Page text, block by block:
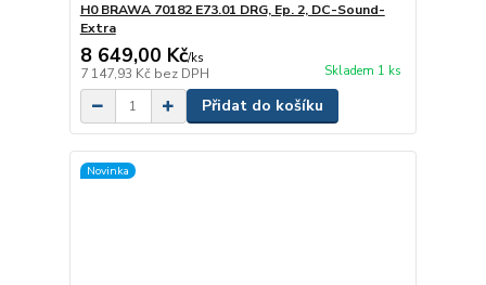
H0 BRAWA 70182 E73.01 DRG, Ep. 2, DC-Sound-
Extra
8 649,00 Kč/ks
7 147,93 Kč bez DPH Skladem 1 ks
Přidat do košíku
Novinka